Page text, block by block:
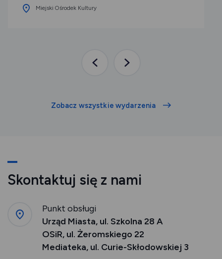
Miejski Ośrodek Kultury
PoprzedniaNastępna
Zobacz wszystkie wydarzenia
Skontaktuj się z nami
Punkt obsługi
Urząd Miasta, ul. Szkolna 28 A
OSiR, ul. Żeromskiego 22
Mediateka, ul. Curie-Skłodowskiej 3